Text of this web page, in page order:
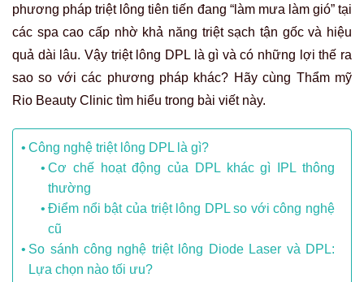
phương pháp triệt lông tiên tiến đang “làm mưa làm gió” tại
các spa cao cấp nhờ khả năng triệt sạch tận gốc và hiệu
quả dài lâu. Vậy triệt lông DPL là gì và có những lợi thế ra
sao so với các phương pháp khác? Hãy cùng Thẩm mỹ
Rio Beauty Clinic tìm hiểu trong bài viết này.
Công nghệ triệt lông DPL là gì?
Cơ chế hoạt động của DPL khác gì IPL thông
thường
Điểm nổi bật của triệt lông DPL so với công nghệ
cũ
So sánh công nghệ triệt lông Diode Laser và DPL:
Lựa chọn nào tối ưu?